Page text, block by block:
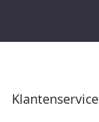
Klantenservice